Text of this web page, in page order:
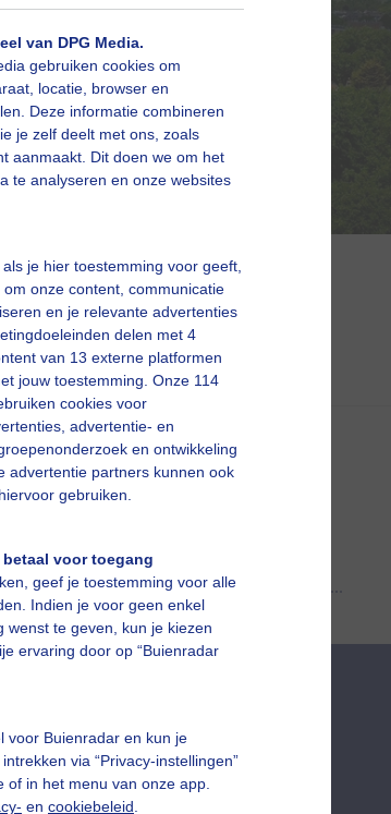
van DPG Media.
gebruiken cookies om
locatie, browser en
Deze informatie combineren
je zelf deelt met ons, zoals
aanmaakt. Dit doen we om het
te analyseren en onze websites
je hier toestemming voor geeft,
onze content, communicatie
en je relevante advertenties
delen met 4
van 13 externe platformen
jouw toestemming. Onze 114
cookies voor
advertentie- en
en ontwikkeling
advertentie partners kunnen ook
gebruiken.
voor toegang
geef je toestemming voor alle
Indien je voor geen enkel
wenst te geven, kun je kiezen
ervaring door op “Buienradar
voor Buienradar en kun je
via “Privacy-instellingen”
of in het menu van onze app.
en cookiebeleid
vanmiddag
06-2026, 38x bekeken
Een moment geduld aub...
De Bilt